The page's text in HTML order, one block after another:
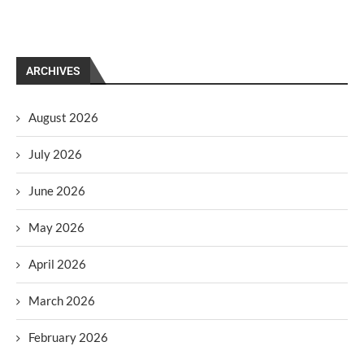
ARCHIVES
August 2026
July 2026
June 2026
May 2026
April 2026
March 2026
February 2026